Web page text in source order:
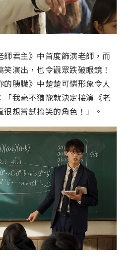
君主》中首度飾演老師，而
演出，也令觀眾跌破眼鏡！
胰臟》中楚楚可憐形象令人
「我毫不猶豫就決定接演《老
想嘗試搞笑的角色！」。